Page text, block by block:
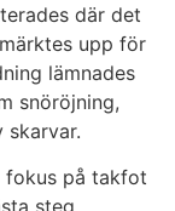
där det
upp för
lämnades
snöröjning,
skarvar.
på takfot